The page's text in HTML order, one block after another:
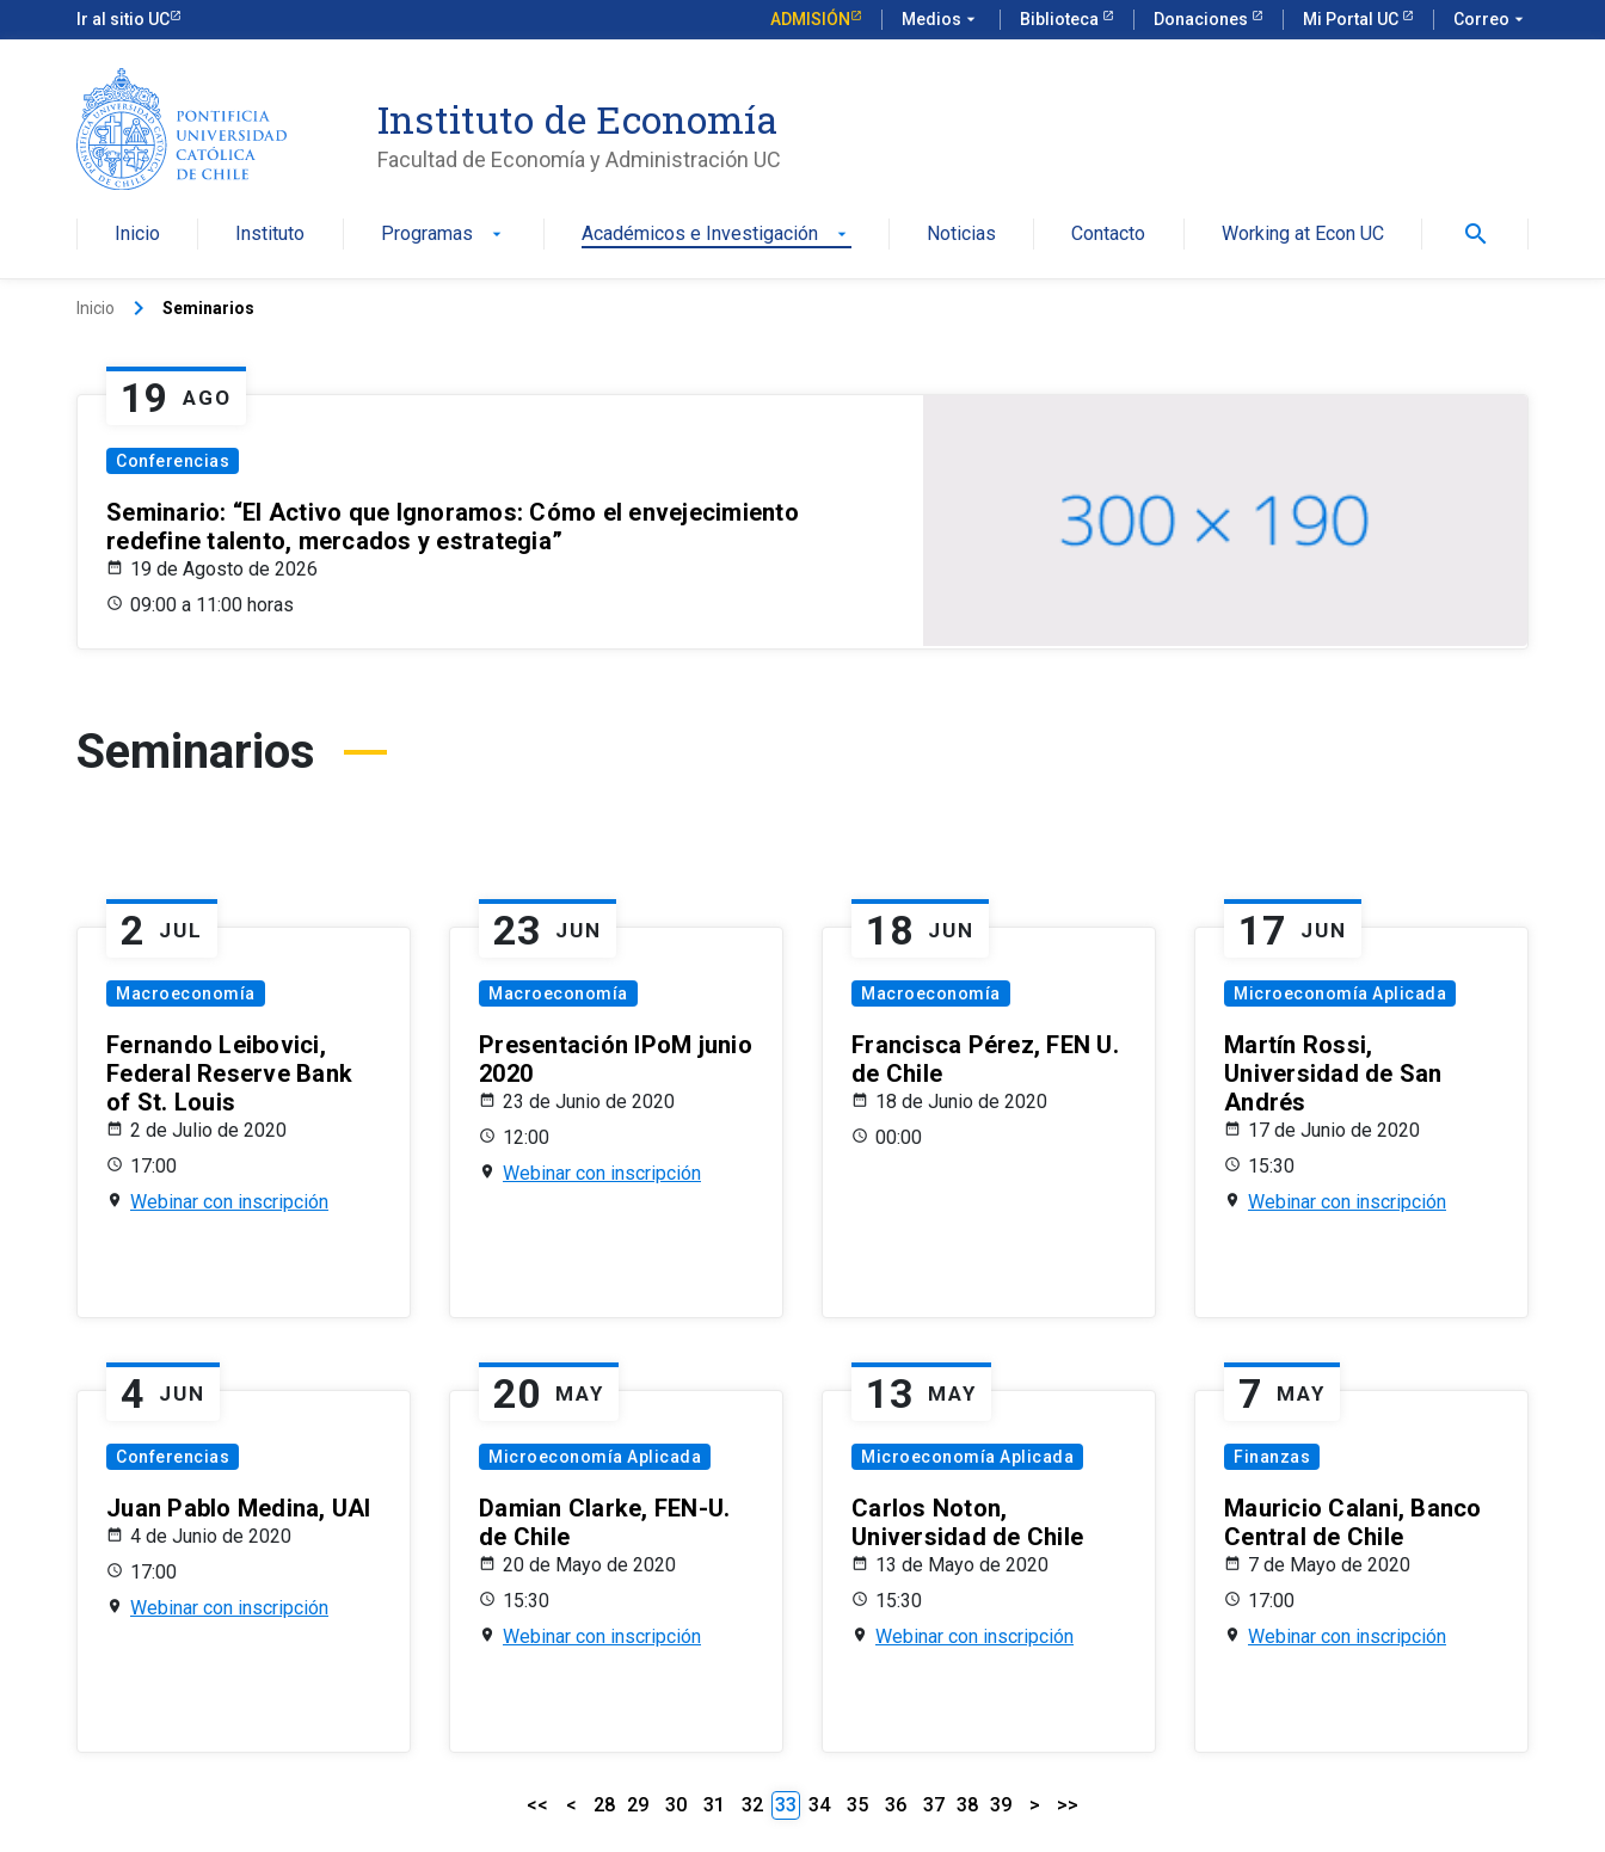
Ir al sitio UC ADMISIÓN Medios arrow_drop_down Biblioteca Donaciones Mi Portal UC Correo arrow_drop_down
Instituto de Economía
Facultad de Economía y Administración UC
Inicio Instituto Programas arrow_drop_down Académicos e Investigación arrow_drop_down Noticias Contacto Working at Econ UC search
Inicio keyboard_arrow_right Seminarios
19 AGO
Conferencias
Seminario: “El Activo que Ignoramos: Cómo el envejecimiento
redefine talento, mercados y estrategia”
19 de Agosto de 2026
09:00 a 11:00 horas
Seminarios
2 JUL
Macroeconomía
Fernando Leibovici,
Federal Reserve Bank
of St. Louis
2 de Julio de 2020
17:00
Webinar con inscripción
23 JUN
Macroeconomía
Presentación IPoM junio
2020
23 de Junio de 2020
12:00
Webinar con inscripción
18 JUN
Macroeconomía
Francisca Pérez, FEN U.
de Chile
18 de Junio de 2020
00:00
17 JUN
Microeconomía Aplicada
Martín Rossi,
Universidad de San
Andrés
17 de Junio de 2020
15:30
Webinar con inscripción
4 JUN
Conferencias
Juan Pablo Medina, UAI
4 de Junio de 2020
17:00
Webinar con inscripción
20 MAY
Microeconomía Aplicada
Damian Clarke, FEN-U.
de Chile
20 de Mayo de 2020
15:30
Webinar con inscripción
13 MAY
Microeconomía Aplicada
Carlos Noton,
Universidad de Chile
13 de Mayo de 2020
15:30
Webinar con inscripción
7 MAY
Finanzas
Mauricio Calani, Banco
Central de Chile
7 de Mayo de 2020
17:00
Webinar con inscripción
<< < 28 29 30 31 32 33 34 35 36 37 38 39 > >>